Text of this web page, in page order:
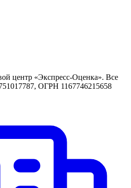
центр «Экспресс-Оценка». Все
ОГРН 1167746215658